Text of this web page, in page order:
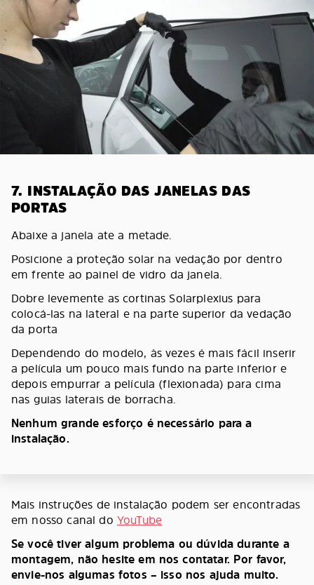
7. INSTALAÇÃO DAS JANELAS DAS
PORTAS
Abaixe a janela ate a metade.
Posicione a proteção solar na vedação por dentro
em frente ao painel de vidro da janela.
Dobre levemente as cortinas Solarplexius para
colocá-las na lateral e na parte superior da vedação
da porta
Dependendo do modelo, às vezes é mais fácil inserir
a película um pouco mais fundo na parte inferior e
depois empurrar a película (flexionada) para cima
nas guias laterais de borracha.
Nenhum grande esforço é necessário para a
instalação.
Mais instruções de instalação podem ser encontradas
em nosso canal do YouTube
Se você tiver algum problema ou dúvida durante a
montagem, não hesite em nos contatar. Por favor,
envie-nos algumas fotos – isso nos ajuda muito.